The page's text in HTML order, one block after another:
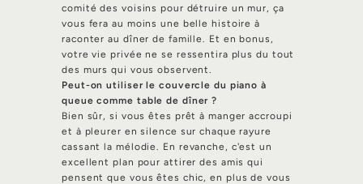
comité des voisins pour détruire un mur, ça
vous fera au moins une belle histoire à
raconter au dîner de famille. Et en bonus,
votre vie privée ne se ressentira plus du tout
des murs qui vous observent.
Peut-on utiliser le couvercle du piano à
queue comme table de dîner ?
Bien sûr, si vous êtes prêt à manger accroupi
et à pleurer en silence sur chaque rayure
cassant la mélodie. En revanche, c'est un
excellent plan pour attirer des amis qui
pensent que vous êtes chic, en plus de vous